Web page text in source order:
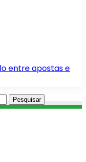
entre apostas e